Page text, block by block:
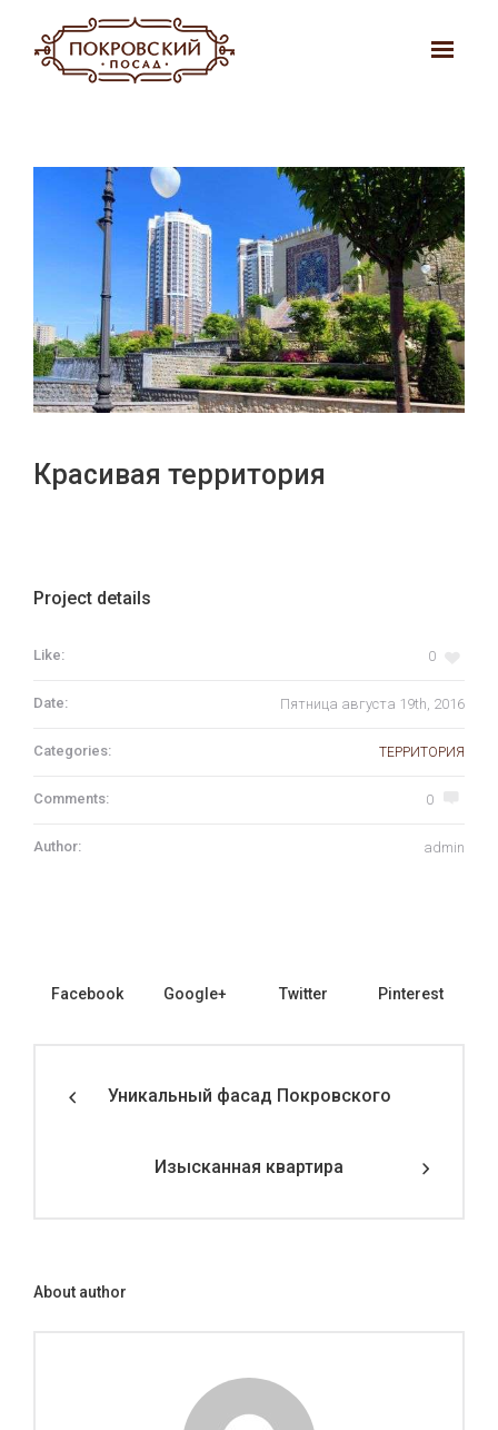
Красивая территория
Project details
Like: 0
Date: Пятница августа 19th, 2016
Categories: ТЕРРИТОРИЯ
Comments: 0
Author: admin
Facebook Google+ Twitter Pinterest
Уникальный фасад Покровского
Изысканная квартира
About author